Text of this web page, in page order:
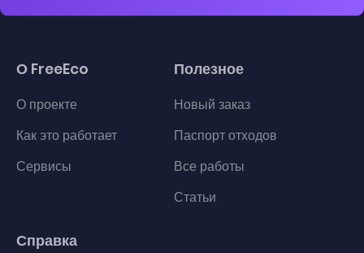
О FreeEco
О проекте
Как это работает
Сервисы
Полезное
Новый заказ
Паспорт отходов
Все работы
Статьи
Справка